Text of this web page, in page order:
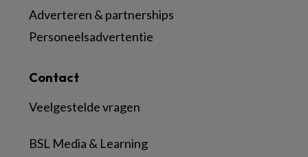
Contact
Veelgestelde vragen
BSL Media & Learning
Adverteren & partnerships
Personeelsadvertentie